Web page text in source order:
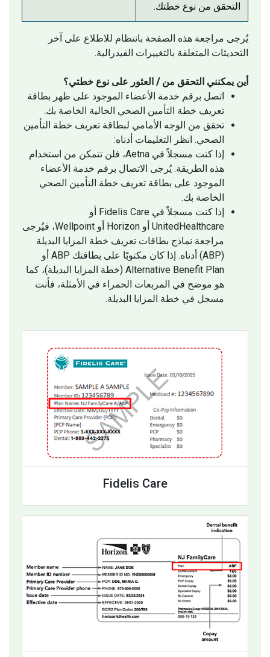
التحقق من نوع خطتك.
يُرجى مراجعة هذه الصفحة بانتظام للاطلاع على آخر
التحديثات المتعلقة بالتغييرات الفيدرالية.
أين يمكنني التحقق من / العثور على نوع خطتي؟
اتصل برقم خدمة الأعضاء الموجود على ظهر بطاقة
تعريف خطة التأمين الصحي الحالية الخاصة بك.
تحقق من الوجه الأمامي لبطاقة تعريف خطة التأمين
الصحي. انظر التعليمات أدناه:
إذا كنت مسجلاً في Aetna، فلن تتمكن من استخدام
هذه الطريقة. يُرجى الاتصال برقم خدمة الأعضاء
الموجود على بطاقة تعريف خطة التأمين الصحي
الخاصة بك.
إذا كنت مسجلاً في Fidelis Care أو
UnitedHealthcare أو Horizon أو Wellpoint، فيُرجى
مراجعة نماذج بطاقات تعريف خطة المزايا البديلة
(ABP) أدناه. إذا كان مكتوبًا على بطاقتك ABP أو
Alternative Benefit Plan (خطة المزايا البديلة)، كما
هو موضح في المربعات الحمراء في الأمثلة، فأنت
مسجل في خطة المزايا البديلة.
Fidelis Care